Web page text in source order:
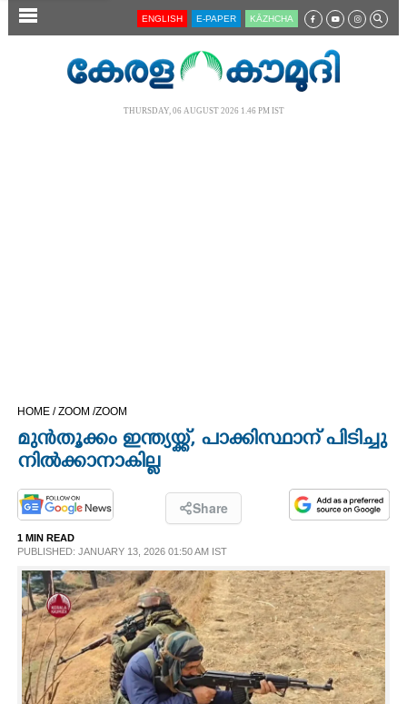
SECTIONS
LIFESTYLE
SPIRITUAL
INFO+
ENGLISH E-PAPER KĀZHCHA
THURSDAY, 06 AUGUST 2026 1.46 PM IST
HOME /ZOOM /ZOOM
മുൻതൂക്കം ഇന്ത്യയ്ക്ക്, പാക്കിസ്ഥാന് പിടിച്ചു
നിൽക്കാനാകില്ല
Share
1 MIN READ
PUBLISHED: JANUARY 13, 2026 01:50 AM IST